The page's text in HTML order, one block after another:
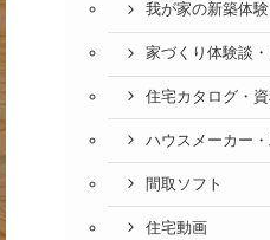
我が家の新築体験
家づくり体験談・
住宅カタログ・
ハウスメーカー
間取ソフト
住宅動画